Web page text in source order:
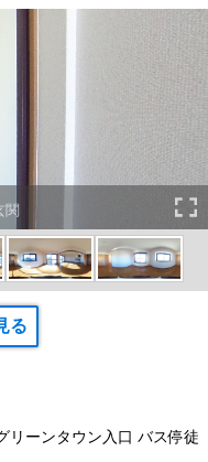
関
る
リーンタウン入口 バス停徒